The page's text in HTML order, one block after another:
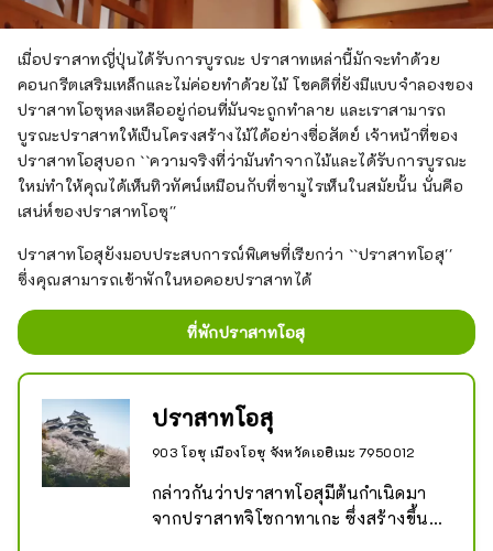
เมื่อปราสาทญี่ปุ่นได้รับการบูรณะ ปราสาทเหล่านี้มักจะทำด้วย
คอนกรีตเสริมเหล็กและไม่ค่อยทำด้วยไม้ โชคดีที่ยังมีแบบจำลองของ
ปราสาทโอซุหลงเหลืออยู่ก่อนที่มันจะถูกทำลาย และเราสามารถ
บูรณะปราสาทให้เป็นโครงสร้างไม้ได้อย่างซื่อสัตย์ เจ้าหน้าที่ของ
ปราสาทโอสุบอก ``ความจริงที่ว่ามันทำจากไม้และได้รับการบูรณะ
ใหม่ทำให้คุณได้เห็นทิวทัศน์เหมือนกับที่ซามูไรเห็นในสมัยนั้น นั่นคือ
เสน่ห์ของปราสาทโอซุ''
ปราสาทโอสุยังมอบประสบการณ์พิเศษที่เรียกว่า ``ปราสาทโอสุ''
ซึ่งคุณสามารถเข้าพักในหอคอยปราสาทได้
ที่พักปราสาทโอสุ
ปราสาทโอสุ
903 โอซุ เมืองโอซุ จังหวัดเอฮิเมะ 7950012
กล่าวกันว่าปราสาทโอสุมีต้นกำเนิดมา
จากปราสาทจิโซกาทาเกะ ซึ่งสร้างขึ้น